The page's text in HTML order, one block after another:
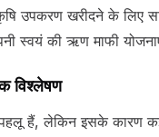
उपकरण खरीदने के लिए
स्वयं की ऋण माफी
विश्लेषण
हैं, लेकिन इसके कारण कई